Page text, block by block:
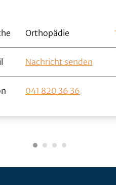
Orthopädie
Nachricht senden
041 820 36 36